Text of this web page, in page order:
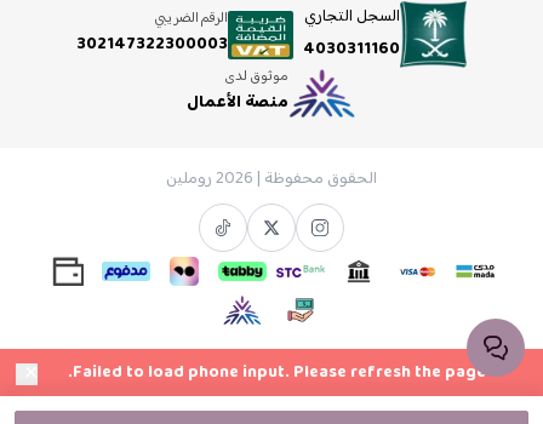
السجل التجاري
4030311160
الرقم الضريبي
302147322300003
موثوق لدى
منصة الأعمال
الحقوق محفوظة | 2026 روملين
× Failed to load phone input. Please refresh the page.